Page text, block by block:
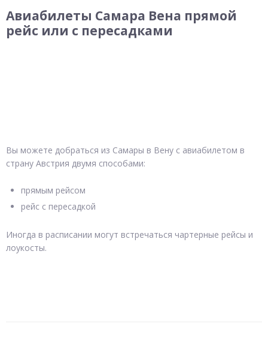
Авиабилеты Самара Вена прямой
рейс или с пересадками
Вы можете добраться из Самары в Вену с авиабилетом в
страну Австрия двумя способами:
прямым рейсом
рейс с пересадкой
Иногда в расписании могут встречаться чартерные рейсы и
лоукосты.